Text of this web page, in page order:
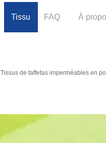
Tissu FAQ À
Tissus de taffetas imperméables en